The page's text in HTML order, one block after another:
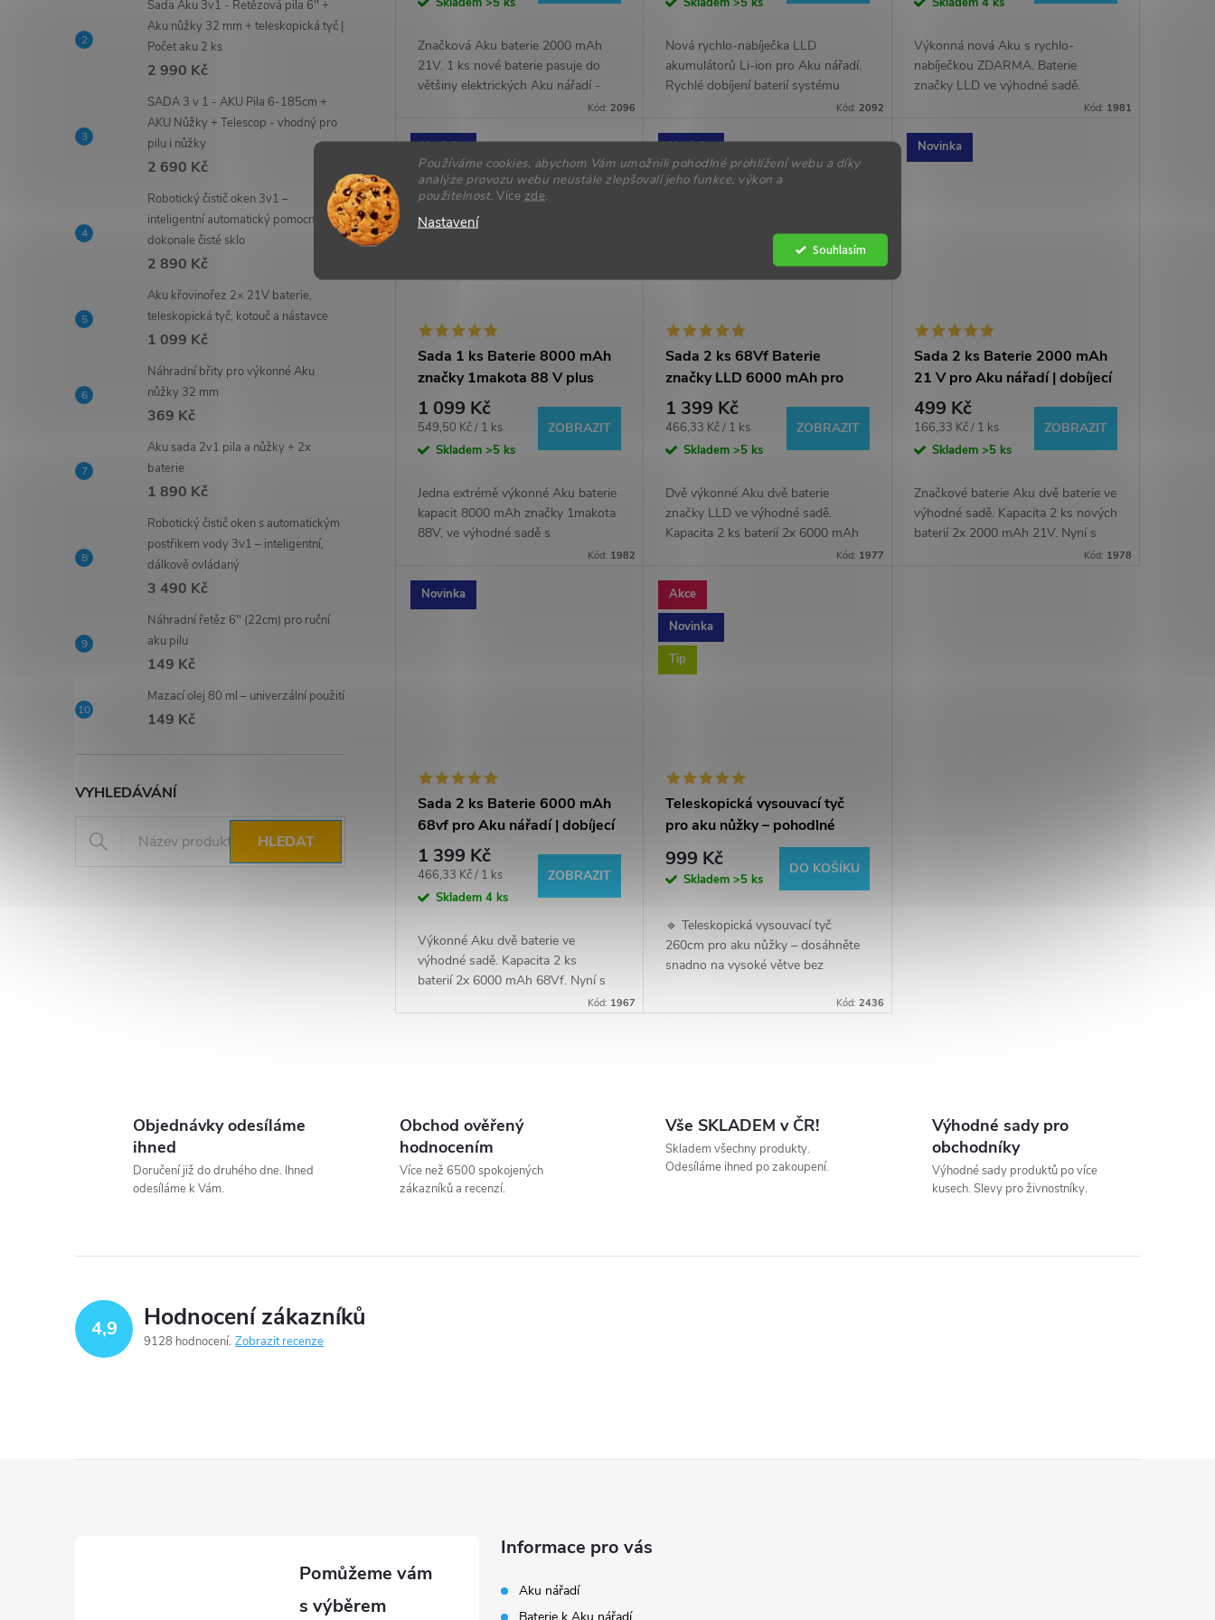
Používáme cookies, abychom Vám umožnili pohodlné prohlížení webu a díky
analýze provozu webu neustále zlepšovali jeho funkce, výkon a
použitelnost. Více zde.
Nastavení
Souhlasím
Sada Aku 3v1 - Řetězová pila 6'' +
Aku nůžky 32 mm + teleskopická tyč |
Počet aku 2 ks
2 990 Kč
SADA 3 v 1 - AKU Pila 6-185cm +
AKU Nůžky + Telescop - vhodný pro
pilu i nůžky
2 690 Kč
Robotický čistič oken 3v1 –
inteligentní automatický pomocník pro
dokonale čisté sklo
2 890 Kč
Aku křovinořez 2× 21V baterie,
teleskopická tyč, kotouč a nástavce
1 099 Kč
Náhradní břity pro výkonné Aku
nůžky 32 mm
369 Kč
Aku sada 2v1 pila a nůžky + 2x
baterie
1 890 Kč
Robotický čistič oken s automatickým
postřikem vody 3v1 – inteligentní,
dálkově ovládaný
3 490 Kč
Náhradní řetěz 6'' (22cm) pro ruční
aku pilu
149 Kč
Mazací olej 80 ml – univerzální použití
149 Kč
VYHLEDÁVÁNÍ
HLEDAT
Značková Aku baterie 2000 mAh
21V. 1 ks nové baterie pasuje do
většiny elektrických Aku nářadí -
mini řetězové pily, aku nůžky, aku
Kód: 2096
Nová rychlo-nabíječka LLD
akumulátorů Li-ion pro Aku nářadí.
Rychlé dobíjení baterií systému
Alliance a další.
Kód: 2092
Výkonná nová Aku s rychlo-
nabíječkou ZDARMA. Baterie
značky LLD ve výhodné sadě.
Kapacita 1 ks baterie 6000 mAhKód: 1981
Novinka
Sada 1 ks Baterie 8000 mAh
značky 1makota 88 V plus
rychlo-nabíječka ZDARMA |
dobíjecí li-ion | pro Aku nářadí
1 099 Kč
Měrná
cena:
549,50 Kč / 1 ks
Skladem >5 ks
ZOBRAZIT
Jedna extrémě výkonné Aku baterie
kapacit 8000 mAh značky 1makota
88V, ve výhodné sadě s
nabítí na...
Kód: 1982
Novinka
Sada 2 ks 68Vf Baterie
značky LLD 6000 mAh pro
Aku nářadí | dobíjecí li-ion |
plus rychlo-nabíječka
ZDARMA
1 399 Kč
Měrná
cena:
466,33 Kč / 1 ks
Skladem>5 ks
ZOBRAZIT
Dvě výkonné Aku dvě baterie
značky LLD ve výhodné sadě.
Kapacita 2 ks baterií 2x 6000 mAh
mAh),...
Kód: 1977
Novinka
Sada 2 ks Baterie 2000 mAh
21 V pro Aku nářadí | dobíjecí
li-ion | plus nabíječka
ZDARMA
499 Kč
Měrná
cena:
166,33 Kč / 1 ks
Skladem >5 ks
ZOBRAZIT
Značkové baterie Aku dvě baterie ve
výhodné sadě. Kapacita 2 ks nových
baterií 2x 2000 mAh 21V. Nyní s
novou nabíječkou ZDARMA. Baterie
Kód: 1978
Novinka
Sada 2 ks Baterie 6000 mAh
68vf pro Aku nářadí | dobíjecí
li-ion | plus rychlo-nabíječka
ZDARMA
1 399 Kč
Měrná
cena:
466,33 Kč / 1 ks
Skladem 4 ks
ZOBRAZIT
Výkonné Aku dvě baterie ve
výhodné sadě. Kapacita 2 ks
baterií 2x 6000 mAh 68Vf. Nyní s
Kód: 1967
Akce
Novinka
Tip
Teleskopická vysouvací tyč
pro aku nůžky – pohodlné
stříhání bez žebříku!
999 Kč
Skladem>5 ks
DO KOŠÍKU
🔹 Teleskopická vysouvací tyč
260cm pro aku nůžky – dosáhněte
snadno na vysoké větve bez
nůžkami na všechny druhy AKUKód: 2436
v
l
á
a
ý
Objednávky odesíláme
ihned
Doručení již do druhého dne. Ihned
odesíláme k Vám.
Obchod ověřený
hodnocením
Více než 6500 spokojených
zákazníků a recenzí.
Vše SKLADEM v ČR!
Skladem všechny produkty.
Odesíláme ihned po zakoupení.
Výhodné sady pro
obchodníky
Výhodné sady produktů po více
kusech. Slevy pro živnostníky.
4,9 Hodnocení zákazníků
9128 hodnocení Zobrazit recenze
Informace pro vás
Aku nářadí
Baterie k Aku nářadí